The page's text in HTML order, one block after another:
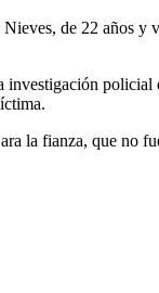
de 22 años y
policial
la fianza, que no